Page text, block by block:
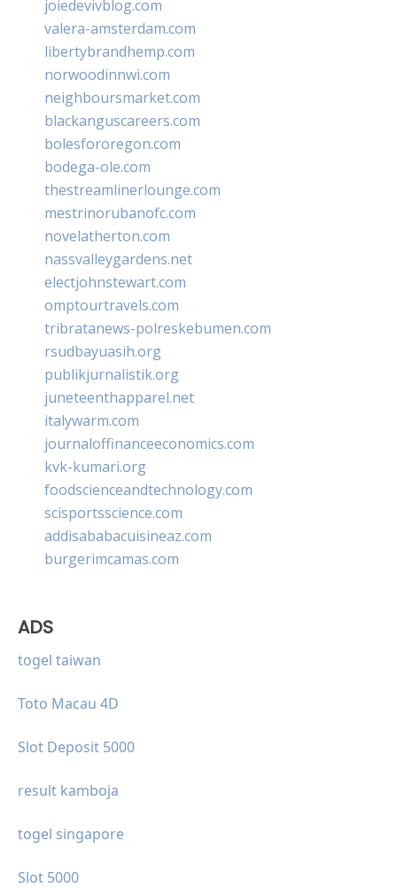
joiedevivblog.com
valera-amsterdam.com
libertybrandhemp.com
norwoodinnwi.com
neighboursmarket.com
blackanguscareers.com
bolesfororegon.com
bodega-ole.com
thestreamlinerlounge.com
mestrinorubanofc.com
novelatherton.com
nassvalleygardens.net
electjohnstewart.com
omptourtravels.com
tribratanews-polreskebumen.com
rsudbayuasih.org
publikjurnalistik.org
juneteenthapparel.net
italywarm.com
journaloffinanceeconomics.com
kvk-kumari.org
foodscienceandtechnology.com
scisportsscience.com
addisababacuisineaz.com
burgerimcamas.com
ADS
togel taiwan
Toto Macau 4D
Slot Deposit 5000
result kamboja
togel singapore
Slot 5000